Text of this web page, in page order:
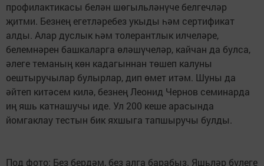
профилактикасы белән шөгыльләнүче белгечләр
җитми. Безнең егетләребез укыды һәм сертификат
алды. Алар дуслык һәм толерантлык илчеләре,
белемнәрен башкаларга өләшүчеләр, кайчан да булса,
әлеге теманың көн кадагыннан төшеп калуны
оештыручылар булырлар, дип өмет итәм. Шуны да
әйтеп китәсем килә, безнең Леонид Чернов семинарда
иң яшь катнашучы иде. Ул 200 кеше арасында
йомгаклау тестын бик яхшыга тапшыручы булды.
Под фото: Без бердәм, без алга барабыз. Яшьләр бүлеге